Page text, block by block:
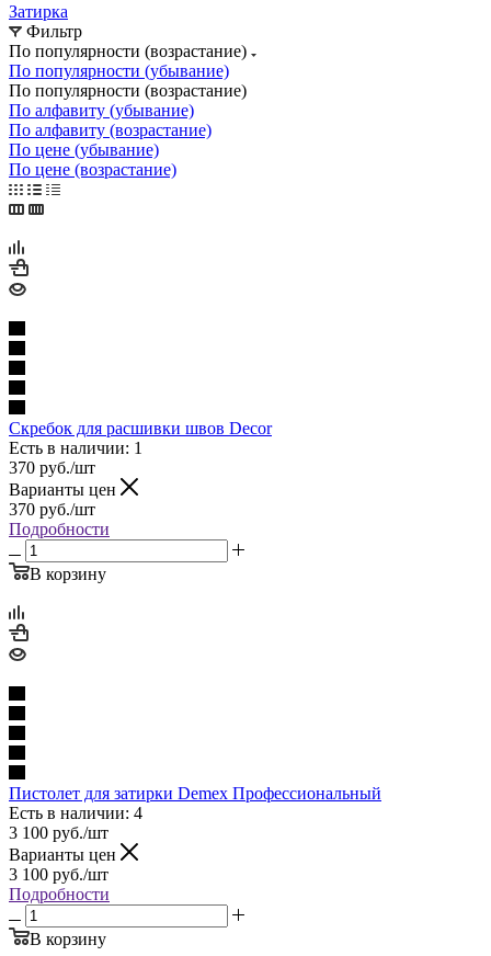
Затирка
Фильтр
По популярности (возрастание)
По популярности (убывание)
По популярности (возрастание)
По алфавиту (убывание)
По алфавиту (возрастание)
По цене (убывание)
По цене (возрастание)
Скребок для расшивки швов Decor
Есть в наличии: 1
370 руб./шт
Варианты цен
370 руб./шт
Подробности
В корзину
Пистолет для затирки Demex Профессиональный
Есть в наличии: 4
3 100 руб./шт
Варианты цен
3 100 руб./шт
Подробности
В корзину